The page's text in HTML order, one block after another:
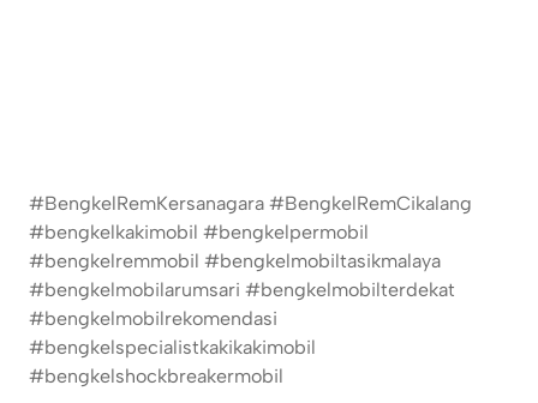
#BengkelRemKersanagara #BengkelRemCikalang
#bengkelkakimobil #bengkelpermobil
#bengkelremmobil #bengkelmobiltasikmalaya
#bengkelmobilarumsari #bengkelmobilterdekat
#bengkelmobilrekomendasi
#bengkelspecialistkakikakimobil
#bengkelshockbreakermobil